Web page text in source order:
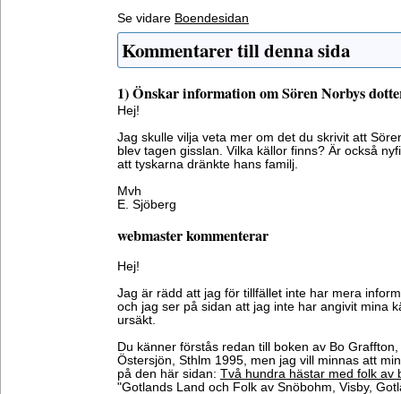
Se vidare Boendesidan
Kommentarer till denna sida
1) Önskar information om Sören Norbys
Hej!
Jag skulle vilja veta mer om det du skrivit att
blev tagen gisslan. Vilka källor finns? Är också
att tyskarna dränkte hans familj.
Mvh
E. Sjöberg
webmaster kommenterar
Hej!
Jag är rädd att jag för tillfället inte har mera
och jag ser på sidan att jag inte har angivit mina
ursäkt.
Du känner förstås redan till boken av Bo
Östersjön, Sthlm 1995, men jag vill minnas att
på den här sidan: Två hundra hästar med folk av
"Gotlands Land och Folk av Snöbohm, Visby,